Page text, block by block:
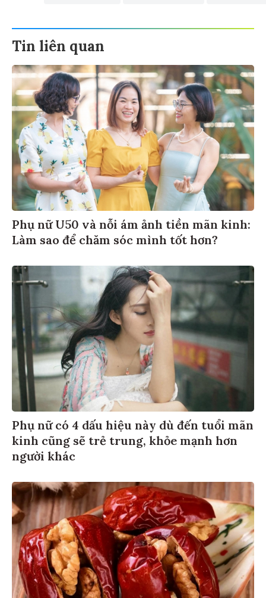
Tin liên quan
Phụ nữ U50 và nỗi ám ảnh tiền mãn kinh:
Làm sao để chăm sóc mình tốt hơn?
Phụ nữ có 4 dấu hiệu này dù đến tuổi mãn
kinh cũng sẽ trẻ trung, khỏe mạnh hơn
người khác